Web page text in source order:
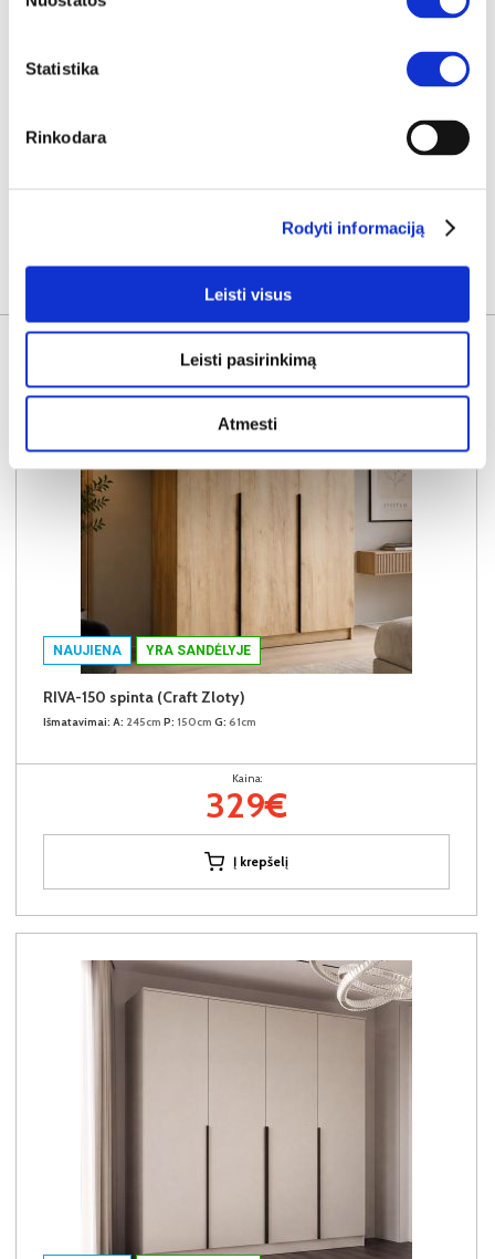
Statistika
Rinkodara
Rodyti informaciją
Leisti visus
Leisti pasirinkimą
Atmesti
Miegamoji dalis:
KITOS PREKĖS
NAUJIENA YRA SANDĖLYJE
RIVA-150 spinta (Craft Zloty)
Išmatavimai: A: 245cm P: 150cm G: 61cm
Kaina:
329€
Į krepšelį